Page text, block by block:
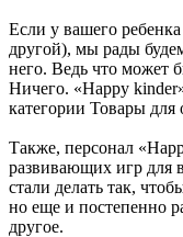
Если у вашего
другой), мы рады
него. Ведь что может
Ничего. «Happy
категории Товары для
Также, персонал
развивающих игр для
стали делать так,
но еще и постепенно
другое.